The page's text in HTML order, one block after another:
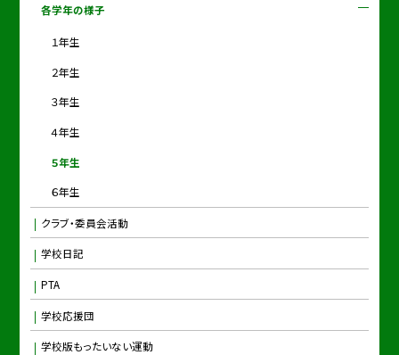
各学年の様子
１年生
２年生
３年生
４年生
５年生
６年生
クラブ・委員会活動
学校日記
PTA
学校応援団
学校版もったいない運動